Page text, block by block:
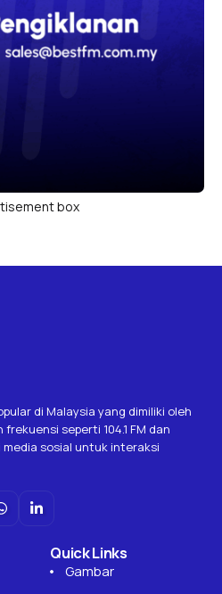
box
di Malaysia yang dimiliki oleh
seperti 104.1 FM dan
sosial untuk interaksi
Quick Links
Gambar